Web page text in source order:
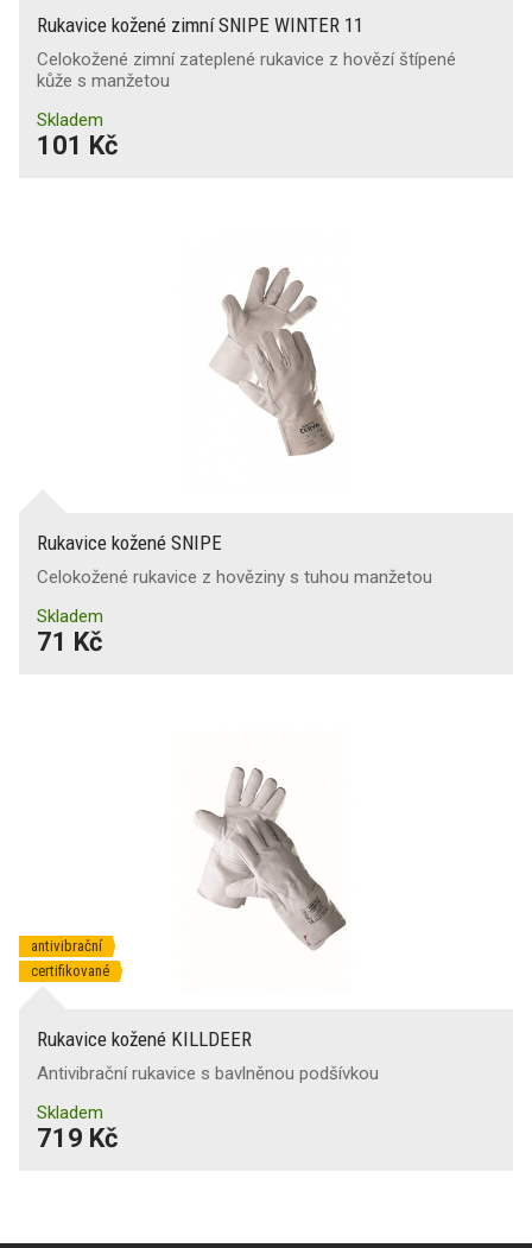
Rukavice kožené zimní SNIPE WINTER 11
Celokožené zimní zateplené rukavice z hovězí štípené
kůže s manžetou
Skladem
101 Kč
Rukavice kožené SNIPE
Celokožené rukavice z hověziny s tuhou manžetou
Skladem
71 Kč
antivibrační
certifikované
Rukavice kožené KILLDEER
Antivibrační rukavice s bavlněnou podšívkou
Skladem
719 Kč